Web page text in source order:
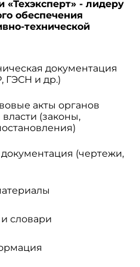
ИСО 19110:2004
Методология
(ISO 19110:2004
Methodology for feature
к настоящему
в ежегодно
указателе
- в ежемесячно
В случае
- лидеру
обеспечения
технической
документация
ГЭСН и др.)
акты органов
(законы,
(чертежи,
словари